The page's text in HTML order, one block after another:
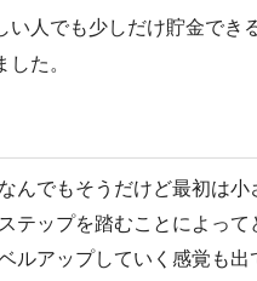
い人でも少しだけ貯金でき
た。
なんでもそうだけど最初は小
ステップを踏むことによって
ルアップしていく感覚も出